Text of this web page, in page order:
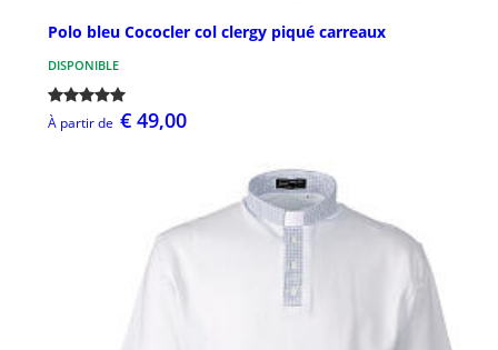
Polo bleu Cococler col clergy piqué carreaux
DISPONIBLE
À partir de € 49,00